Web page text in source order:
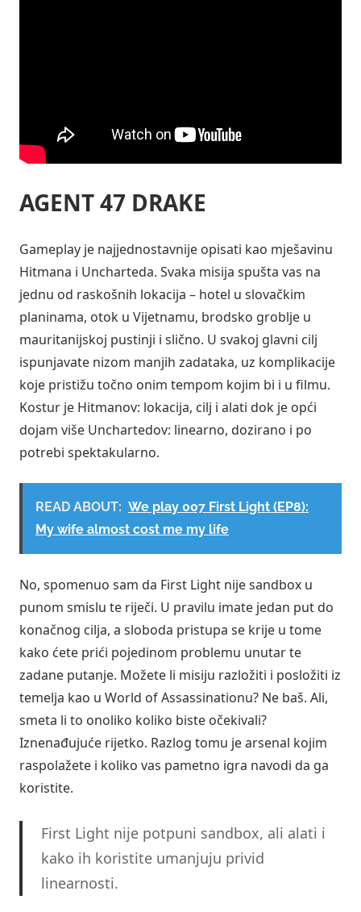
AGENT 47 DRAKE
Gameplay je najjednostavnije opisati kao mješavinu
Hitmana i Uncharteda. Svaka misija spušta vas na
jednu od raskošnih lokacija – hotel u slovačkim
planinama, otok u Vijetnamu, brodsko groblje u
mauritanijskoj pustinji i slično. U svakoj glavni cilj
ispunjavate nizom manjih zadataka, uz komplikacije
koje pristižu točno onim tempom kojim bi i u filmu.
Kostur je Hitmanov: lokacija, cilj i alati dok je opći
dojam više Unchartedov: linearno, dozirano i po
potrebi spektakularno.
READ ABOUT: We play 007 First Light (EP8):
My wife almost cost me my life
No, spomenuo sam da First Light nije sandbox u
punom smislu te riječi. U pravilu imate jedan put do
konačnog cilja, a sloboda pristupa se krije u tome
kako ćete prići pojedinom problemu unutar te
zadane putanje. Možete li misiju razložiti i posložiti iz
temelja kao u World of Assassinationu? Ne baš. Ali,
smeta li to onoliko koliko biste očekivali?
Iznenađujuće rijetko. Razlog tomu je arsenal kojim
raspolažete i koliko vas pametno igra navodi da ga
koristite.
First Light nije potpuni sandbox, ali alati i
kako ih koristite umanjuju privid
linearnosti.